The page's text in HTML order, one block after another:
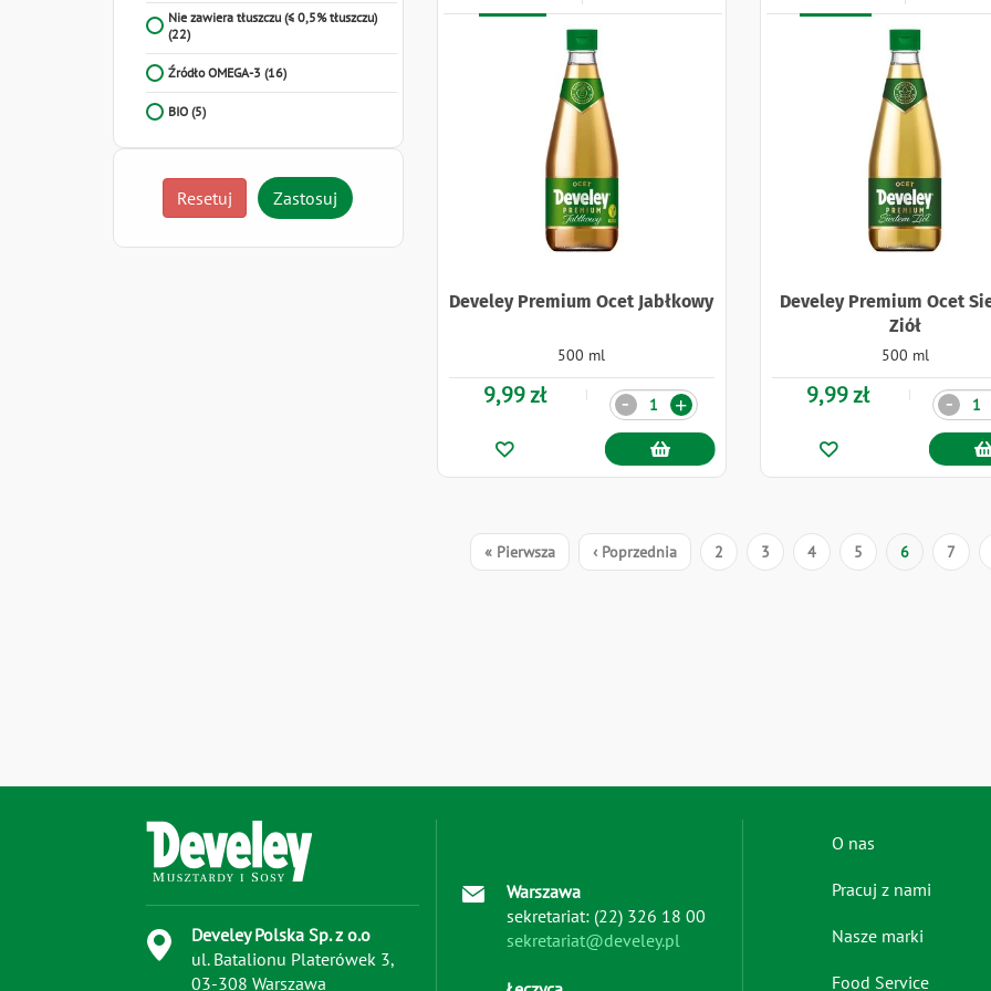
Nie zawiera tłuszczu (≤ 0,5% tłuszczu)
(22)
Źródło OMEGA-3 (16)
BIO (5)
Resetuj Zastosuj
Develey Premium Ocet Jabłkowy
500 ml
9,99 zł Ilość +
-
Develey Premium Ocet
Ziół
500 ml
9,99 zł Ilość
-
Stronicowanie
Pierwsza
strona
« Pierwsza
Poprzednia
strona
‹ Poprzednia Strona
2 Strona
3 Strona
4 Strona
5
Bieżąca
strona
6 Strona
7
Develey Polska Sp. z o.o
ul. Batalionu Platerówek 3,
03-308 Warszawa
Warszawa
sekretariat: (22) 326 18 00
sekretariat@develey.pl
Footer
menu
O nas
Pracuj z nami
Nasze marki
Food Service